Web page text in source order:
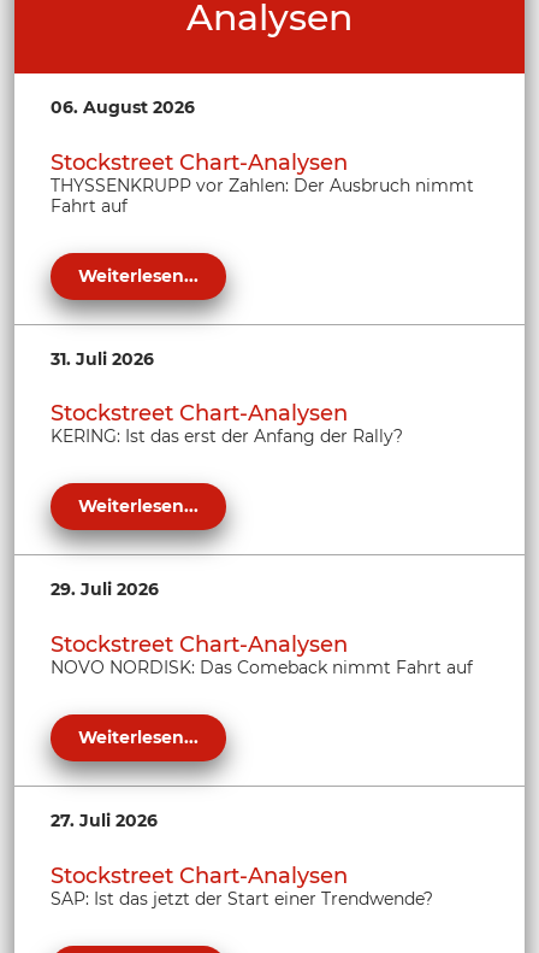
Analysen
06. August 2026
Stockstreet Chart-Analysen
THYSSENKRUPP vor Zahlen: Der Ausbruch nimmt
Fahrt auf
Weiterlesen...
31. Juli 2026
Stockstreet Chart-Analysen
KERING: Ist das erst der Anfang der Rally?
Weiterlesen...
29. Juli 2026
Stockstreet Chart-Analysen
NOVO NORDISK: Das Comeback nimmt Fahrt auf
Weiterlesen...
27. Juli 2026
Stockstreet Chart-Analysen
SAP: Ist das jetzt der Start einer Trendwende?